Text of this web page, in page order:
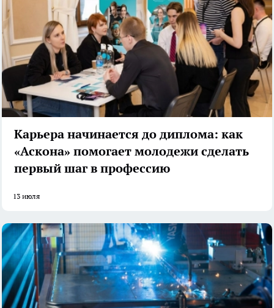
Карьера начинается до диплома: как
«Аскона» помогает молодежи сделать
первый шаг в профессию
13 июля